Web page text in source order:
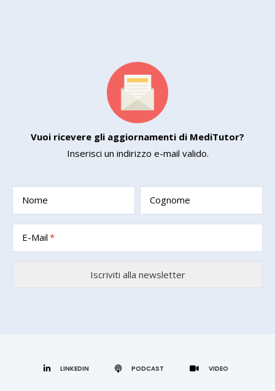
Vuoi ricevere gli aggiornamenti di MediTutor?
Inserisci un indirizzo e-mail valido.
Nome Cognome
E-Mail
LINKEDIN